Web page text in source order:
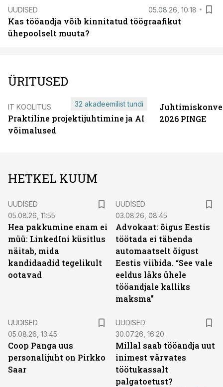
UUDISED 05.08.26, 10:18
Kas tööandja võib kinnitatud töögraafikut
ühepoolselt muuta?
ÜRITUSED
IT KOOLITUS
Praktiline projektijuhtimine ja AI
võimalused
32 akadeemilist tundi
2026 PINGE
HETKEL KUUM
UUDISED
05.08.26, 11:55
Hea pakkumine enam ei
müü: LinkedIni küsitlus
näitab, mida
kandidaadid tegelikult
ootavad
UUDISED
03.08.26, 08:45
Advokaat: õigus Eestis
töötada ei tähenda
automaatselt õigust
Eestis viibida. “See vale
eeldus läks ühele
tööandjale kalliks
maksma”
UUDISED
05.08.26, 13:45
Coop Panga uus
personalijuht on Pirkko
Saar
UUDISED
30.07.26, 16:20
Millal saab tööandja uut
inimest värvates
töötukassalt
palgatoetust?